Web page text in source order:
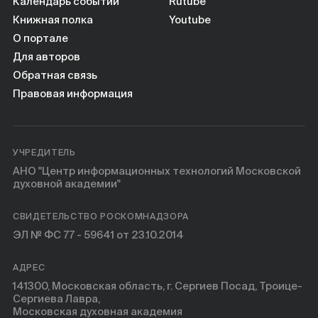
Книжная полка
О портале
Для авторов
Обратная связь
Правовая информация
Youtube
УЧРЕДИТЕЛЬ
АНО "Центр информационных технологий Московской
духовной академии"
СВИДЕТЕЛЬСТВО РОСКОМНАДЗОРА
ЭЛ № ФС 77 - 59641 от 23.10.2014
АДРЕС
141300, Московская область, г. Сергиев Посад, Троице-
Сергиева Лавра,
Московская духовная академия